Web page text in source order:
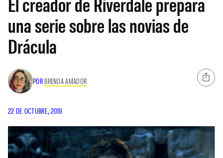
una serie sobre las novias de
Drácula
POR BRENDA AMADOR
22 DE OCTUBRE, 2019